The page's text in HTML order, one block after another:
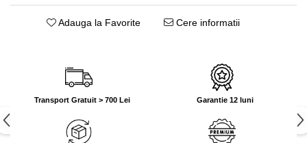
Adauga la Favorite Cere informatii
Transport Gratuit > 700 Lei Garantie 12 luni